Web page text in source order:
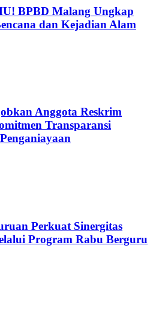
BPBD Malang Ungkap
dan Kejadian Alam
Anggota Reskrim
Transparansi
Perkuat Sinergitas
Program Rabu Berguru